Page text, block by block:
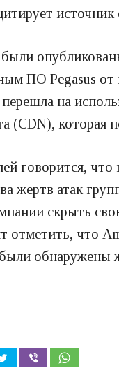
источник
ПО Pegasus от
перешла на
(CDN), которая
говорится,
жертв атак
скрыть
отметить, что
были